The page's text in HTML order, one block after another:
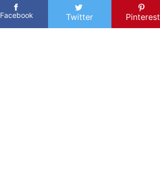
Facebook Twitter Pinterest